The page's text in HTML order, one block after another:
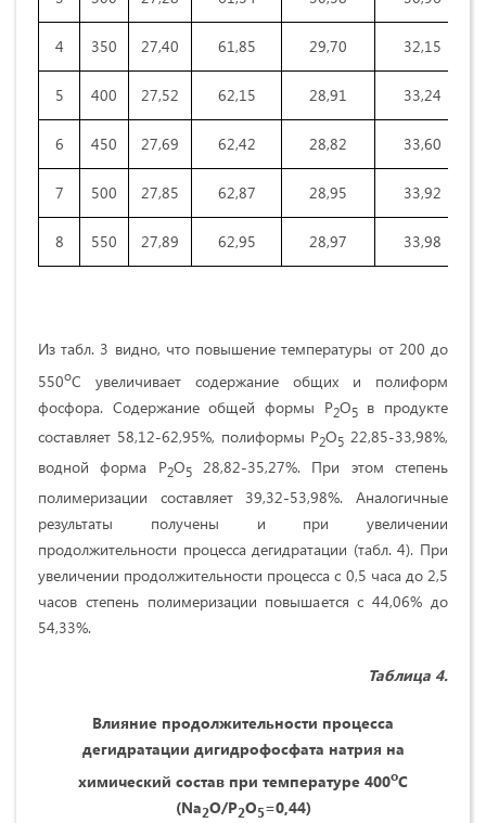
4 350 27,40 61,85 29,70 32,15
5 400 27,52 62,15 28,91 33,24
6 450 27,69 62,42 28,82 33,60
7 500 27,85 62,87 28,95 33,92
8 550 27,89 62,95 28,97 33,98
Из табл. 3 видно, что повышение температуры от 200 до
550оС увеличивает содержание общих и полиформ
фосфора. Содержание общей формы Р2О5в продукте
составляет 58,12-62,95%, полиформы Р2О5 22,85-33,98%,
водной форма Р2О528,82-35,27%. При этом степень
полимеризации составляет 39,32-53,98%. Аналогичные
результаты получены и при увеличении
продолжительности процесса дегидратации (табл. 4). При
увеличении продолжительности процесса с 0,5 часа до 2,5
часов степень полимеризации повышается с 44,06% до
54,33%.
Таблица 4.
Влияние продолжительности процесса
дегидратации дигидрофосфата натрия на
химический состав при температуре 400оС
(Na2O/P2O5=0,44)